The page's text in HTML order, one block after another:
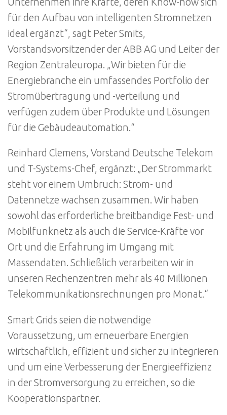
für den Aufbau von intelligenten Stromnetzen
ideal ergänzt“, sagt Peter Smits,
Vorstandsvorsitzender der ABB AG und Leiter der
Region Zentraleuropa. „Wir bieten für die
Energiebranche ein umfassendes Portfolio der
Stromübertragung und -verteilung und
verfügen zudem über Produkte und Lösungen
für die Gebäudeautomation.“
Reinhard Clemens, Vorstand Deutsche Telekom
und T-Systems-Chef, ergänzt: „Der Strommarkt
steht vor einem Umbruch: Strom- und
Datennetze wachsen zusammen. Wir haben
sowohl das erforderliche breitbandige Fest- und
Mobilfunknetz als auch die Service-Kräfte vor
Ort und die Erfahrung im Umgang mit
Massendaten. Schließlich verarbeiten wir in
unseren Rechenzentren mehr als 40 Millionen
Telekommunikationsrechnungen pro Monat.“
Smart Grids seien die notwendige
Voraussetzung, um erneuerbare Energien
wirtschaftlich, effizient und sicher zu integrieren
und um eine Verbesserung der Energieeffizienz
in der Stromversorgung zu erreichen, so die
Kooperationspartner.